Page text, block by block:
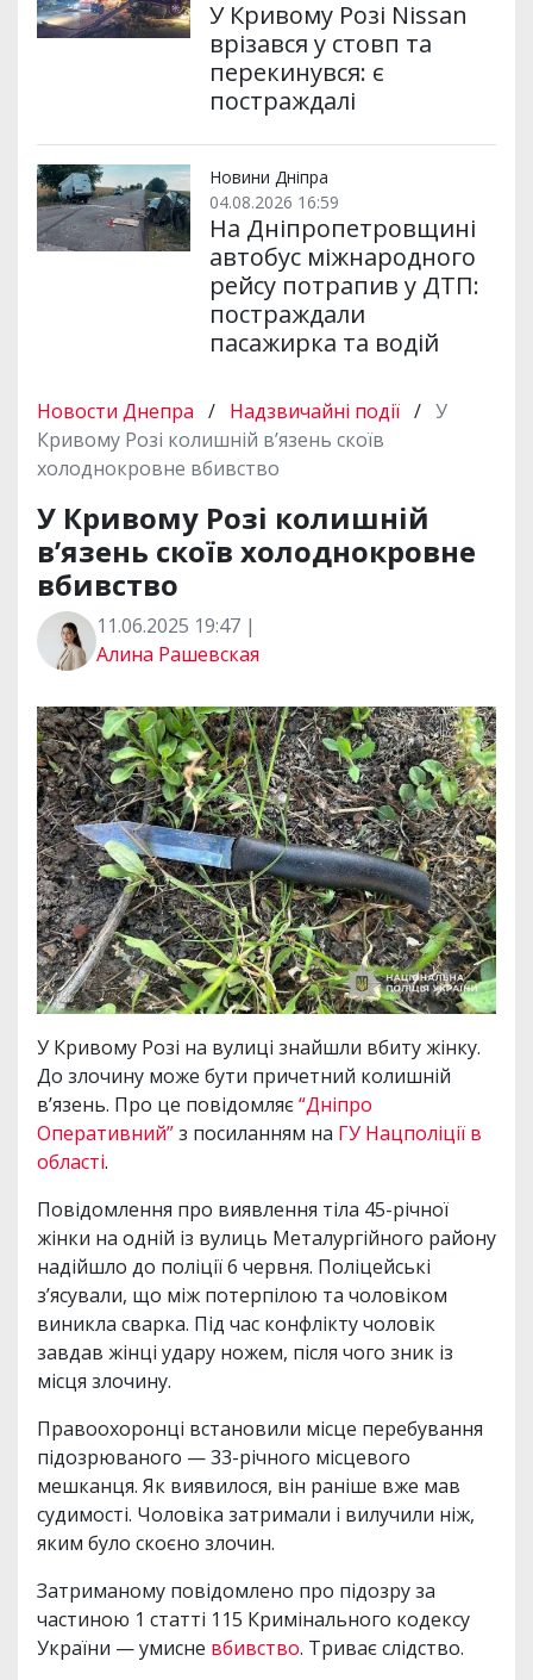
У Кривому Розі Nissan
врізався у стовп та
перекинувся: є
постраждалі
Новини Дніпра
04.08.2026 16:59
На Дніпропетровщині
автобус міжнародного
рейсу потрапив у ДТП:
постраждали
пасажирка та водій
Новости Днепра / Надзвичайні події / У
Кривому Розі колишній в’язень скоїв
холоднокровне вбивство
У Кривому Розі колишній
в’язень скоїв холоднокровне
вбивство
11.06.2025 19:47 |
Алина Рашевская
У Кривому Розі на вулиці знайшли вбиту жінку.
До злочину може бути причетний колишній
в’язень. Про це повідомляє“Дніпро
Оперативний”з посиланням на ГУ Нацполіції в
області.
Повідомлення про виявлення тіла 45-річної
жінки на одній із вулиць Металургійного району
надійшло до поліції 6 червня. Поліцейські
з’ясували, що між потерпілою та чоловіком
виникла сварка. Під час конфлікту чоловік
завдав жінці удару ножем, після чого зник із
місця злочину.
Правоохоронці встановили місце перебування
підозрюваного — 33-річного місцевого
мешканця. Як виявилося, він раніше вже мав
судимості. Чоловіка затримали і вилучили ніж,
яким було скоєно злочин.
Затриманому повідомлено про підозру за
частиною 1 статті 115 Кримінального кодексу
України — умисне вбивство. Триває слідство.